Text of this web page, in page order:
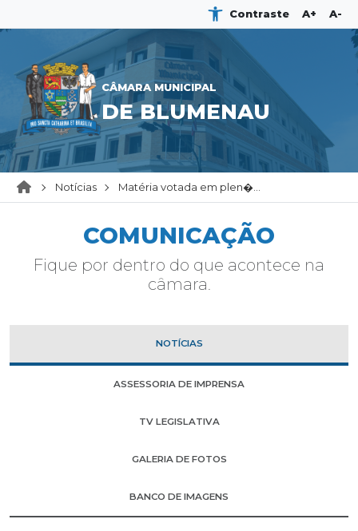
Contraste A+ A-
CÂMARA MUNICIPAL
DE BLUMENAU
Notícias Matéria votada em plen�...
COMUNICAÇÃO
Fique por dentro do que acontece na
câmara.
NOTÍCIAS
ASSESSORIA DE IMPRENSA
TV LEGISLATIVA
GALERIA DE FOTOS
BANCO DE IMAGENS